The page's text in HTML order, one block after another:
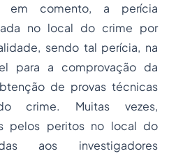
comento, a perícia
no local do crime por
sendo tal perícia, na
para a comprovação da
de provas técnicas
crime. Muitas vezes,
pelos peritos no local do
aos investigadores